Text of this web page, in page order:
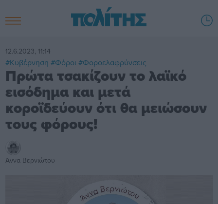
12.6.2023, 11:14
#Κυβέρνηση #Φόροι #Φοροελαφρύνσεις
Πρώτα τσακίζουν το λαϊκό
εισόδημα και μετά
κοροϊδεύουν ότι θα μειώσουν
τους φόρους!
Άννα Βερνιώτου